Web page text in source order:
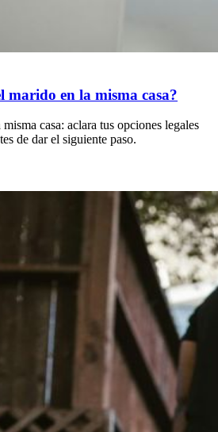
marido en la misma casa?
casa: aclara tus opciones legales
de dar el siguiente paso.